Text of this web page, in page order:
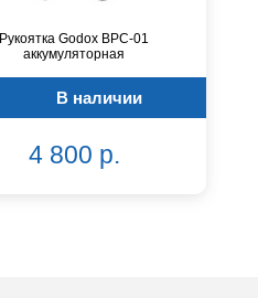
Рукоятка Godox BPC-01
аккумуляторная
В наличии
4 800 р.